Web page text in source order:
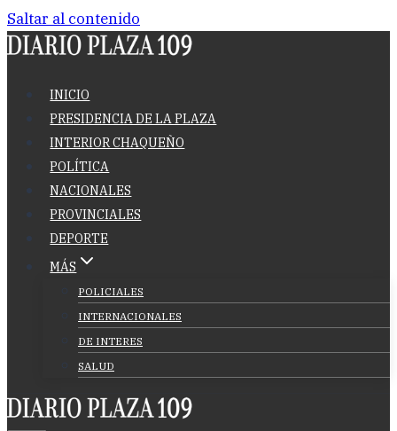
Saltar al contenido
INICIO
PRESIDENCIA DE LA PLAZA
INTERIOR CHAQUEÑO
POLÍTICA
NACIONALES
PROVINCIALES
DEPORTE
MÁS
POLICIALES
INTERNACIONALES
DE INTERES
SALUD